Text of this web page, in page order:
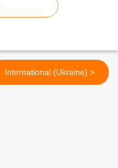
International (Ukraine) >